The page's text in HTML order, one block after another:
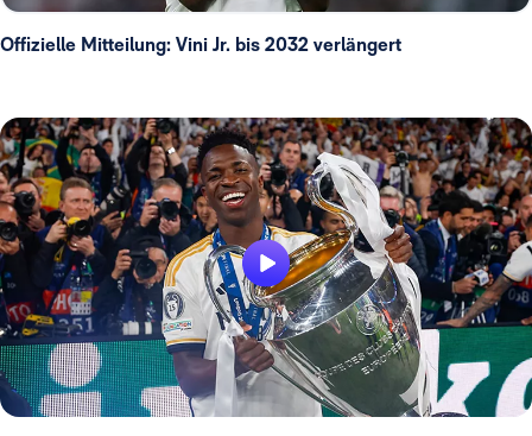
Offizielle Mitteilung: Vini Jr. bis 2032 verlängert